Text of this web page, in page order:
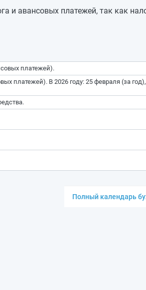
и авансовых платежей, так как
платежей).
платежей). В 2026 году: 25 февраля (за
Полный календарь